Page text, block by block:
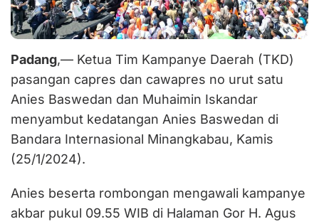
Padang,— Ketua Tim Kampanye Daerah (TKD)
pasangan capres dan cawapres no urut satu
Anies Baswedan dan Muhaimin Iskandar
menyambut kedatangan Anies Baswedan di
Bandara Internasional Minangkabau, Kamis
(25/1/2024).
Anies beserta rombongan mengawali kampanye
akbar pukul 09.55 WIB di Halaman Gor H. Agus